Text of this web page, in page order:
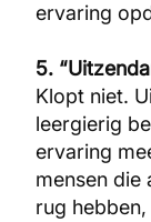
ervaring
5.
Klopt niet.
leergierig
ervaring
mensen die
rug